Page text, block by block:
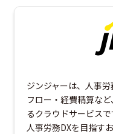
ジンジャーは、人事
フロー・経費精算な
るクラウドサービスで
人事労務DXを目指す